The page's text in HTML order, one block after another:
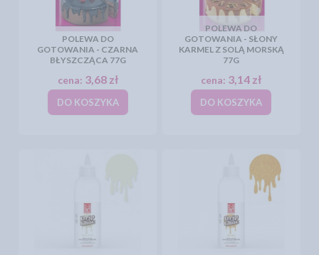
POLEWA DO
GOTOWANIA - CZARNA
BŁYSZCZĄCA 77G
cena: 3,68 zł
DO KOSZYKA
POLEWA DO
GOTOWANIA - SŁONY
KARMEL Z SOLĄ MORSKĄ
77G
cena: 3,14 zł
DO KOSZYKA